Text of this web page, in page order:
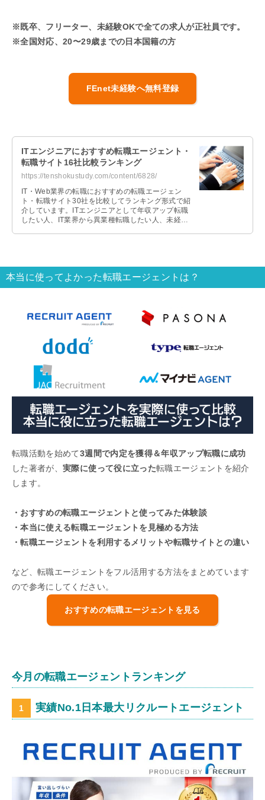
※既卒、フリーター、未経験OKで全ての求人が正社員です。
※全国対応、20〜29歳までの日本国籍の方
FEnet未経験へ無料登録
ITエンジニアにおすすめ転職エージェント・
転職サイト16社比較ランキング
https://tenshokustudy.com/content/6828/
IT・Web業界の転職におすすめの転職エージェン
ト・転職サイト30社を比較してランキング形式で紹
介しています。ITエンジニアとして年収アップ転職
したい人、IT業界から異業種転職したい人、未経験
本当に使ってよかった転職エージェントは？
転職活動を始めて3週間で内定を獲得＆年収アップ転職に成功
した著者が、実際に使って役に立った転職エージェントを紹介
します。
・おすすめの転職エージェントと使ってみた体験談
・本当に使える転職エージェントを見極める方法
・転職エージェントを利用するメリットや転職サイトとの違い
など、転職エージェントをフル活用する方法をまとめています
ので参考にしてください。
おすすめの転職エージェントを見る
今月の転職エージェントランキング
実績No.1日本最大リクルートエージェント